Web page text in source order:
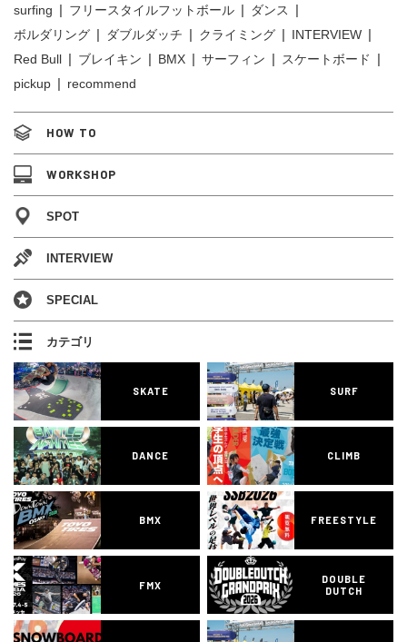
surfing
フリースタイルフットボール
ダンス
ボルダリング
ダブルダッチ クライミング
INTERVIEW
Red Bull
ブレイキン BMX サーフィン
スケートボード
pickup
recommend
HOW TO
WORKSHOP
SPOT
INTERVIEW
SPECIAL
カテゴリ
SKATE SURF
DANCE CLIMB
BMX FREESTYLE
FMX
DOUBLE
DUTCH